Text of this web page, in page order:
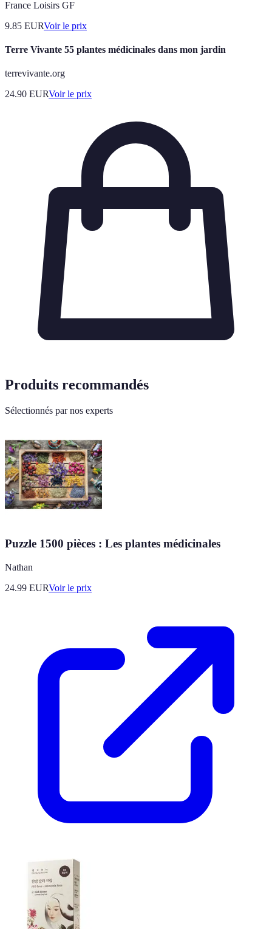
France Loisirs GF
9.85 EURVoir le prix
Terre Vivante 55 plantes médicinales dans mon jardin
terrevivante.org
24.90 EURVoir le prix
Produits recommandés
Sélectionnés par nos experts
Puzzle 1500 pièces : Les plantes médicinales
Nathan
24.99 EURVoir le prix